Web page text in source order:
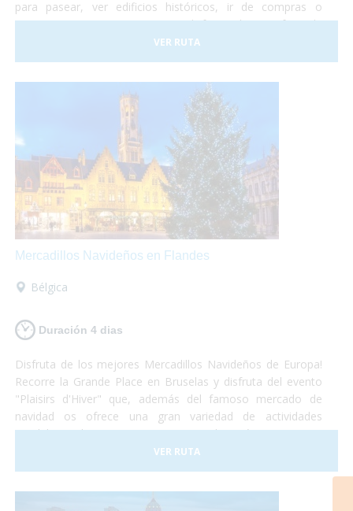
para pasear, ver edificios históricos, ir de compras o
sentarte en una terraza mientras disfrutas de un gofre o de
VER RUTA
Mercadillos Navideños en Flandes
Bélgica
Duración 4 dias
Disfruta de los mejores Mercadillos Navideños de Europa!
Recorre la Grande Place en Bruselas y disfruta del evento
"Plaisirs d'Hiver" que, además del famoso mercado de
navidad os ofrece una gran variedad de actividades
paralelas tales como conciertos de música, artistas
callejeros, procesiones y desfiles. También conocerás le
mágica ciudad de Brujas y sus mercadillos. Una escapada
encargamos de que los servicios estén perfectamente
VER RUTA